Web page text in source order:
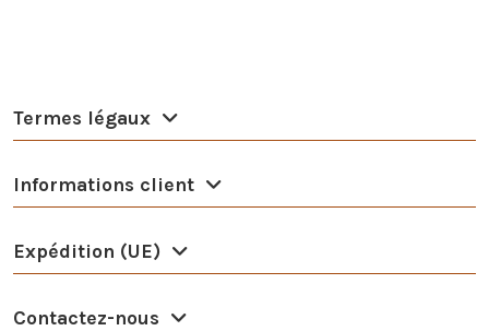
Termes légaux
Informations client
Expédition (UE)
Contactez-nous